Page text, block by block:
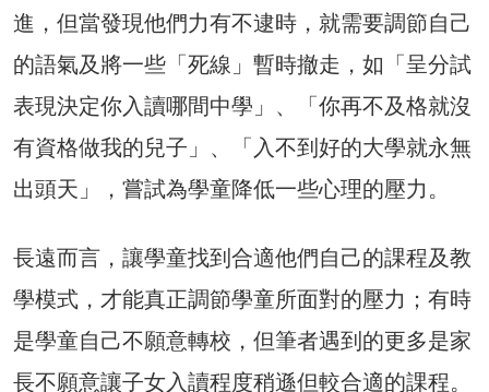
進，但當發現他們力有不逮時，就需要調節自己
的語氣及將一些「死線」暫時撤走，如「呈分試
表現決定你入讀哪間中學」、「你再不及格就沒
有資格做我的兒子」、「入不到好的大學就永無
出頭天」，嘗試為學童降低一些心理的壓力。
長遠而言，讓學童找到合適他們自己的課程及教
學模式，才能真正調節學童所面對的壓力；有時
是學童自己不願意轉校，但筆者遇到的更多是家
長不願意讓子女入讀程度稍遜但較合適的課程。